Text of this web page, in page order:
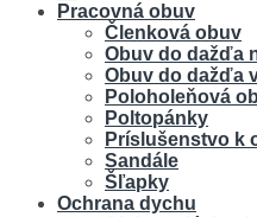
Pracovná obuv
Členková obuv
Obuv do dažďa
Obuv do dažďa
Poloholeňová
Poltopánky
Príslušenstvo k
Sandále
Šľapky
Ochrana dychu